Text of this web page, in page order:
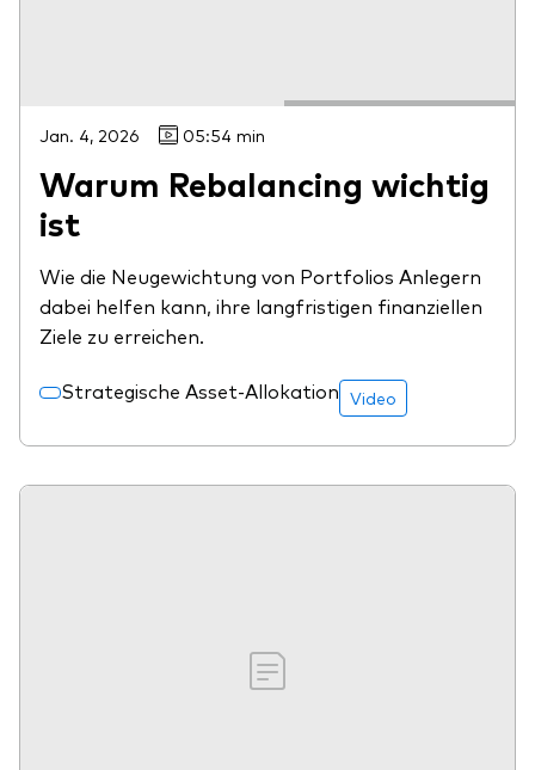
Anbieterliste
Vanguard Modellportfolios
Vanguard Beratungsstudie
Jan. 4, 2026 05:54 min
Warum Rebalancing wichtig
ist
Wie die Neugewichtung von Portfolios Anlegern
dabei helfen kann, ihre langfristigen finanziellen
Ziele zu erreichen.
Strategische Asset-Allokation Video